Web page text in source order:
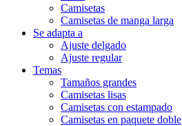
Camisetas
Camisetas de manga larga
Se adapta a
Ajuste delgado
Ajuste regular
Temas
Tamaños grandes
Camisetas lisas
Camisetas con estampado
Camisetas en paquete doble